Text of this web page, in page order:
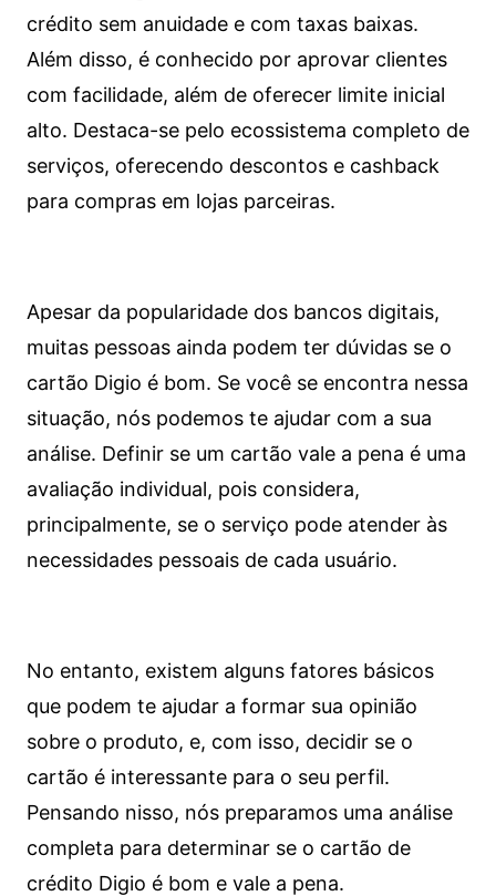
crédito sem anuidade e com taxas baixas.
Além disso, é conhecido por aprovar clientes
com facilidade, além de oferecer limite inicial
alto. Destaca-se pelo ecossistema completo de
serviços, oferecendo descontos e cashback
para compras em lojas parceiras.
Apesar da popularidade dos bancos digitais,
muitas pessoas ainda podem ter dúvidas se o
cartão Digio é bom. Se você se encontra nessa
situação, nós podemos te ajudar com a sua
análise. Definir se um cartão vale a pena é uma
avaliação individual, pois considera,
principalmente, se o serviço pode atender às
necessidades pessoais de cada usuário.
No entanto, existem alguns fatores básicos
que podem te ajudar a formar sua opinião
sobre o produto, e, com isso, decidir se o
cartão é interessante para o seu perfil.
Pensando nisso, nós preparamos uma análise
completa para determinar se o cartão de
crédito Digio é bom e vale a pena.